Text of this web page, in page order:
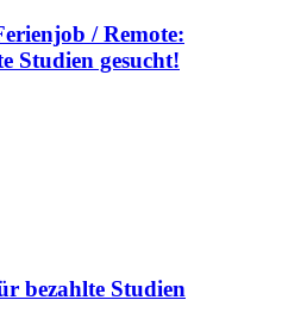
/ Remote:
Studien gesucht!
bezahlte Studien